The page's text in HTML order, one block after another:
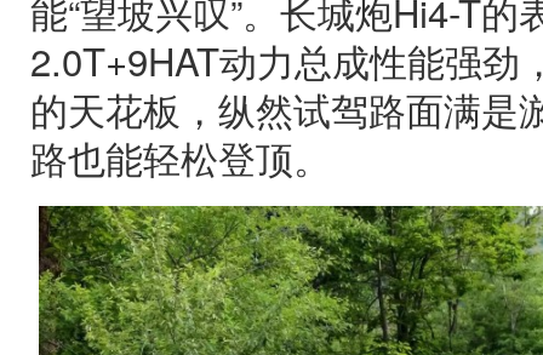
能“望坡兴叹”。长城炮Hi4-T
2.0T+9HAT动力总成性能强劲
的天花板，纵然试驾路面满是
路也能轻松登顶。